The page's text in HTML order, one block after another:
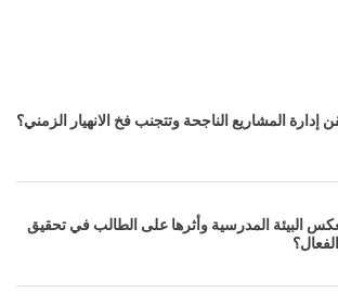
إدارة المشاريع الناجحة وتتجنب فخ الانهيار الزمني؟
البيئة المدرسية وأثرها على الطالب في تحقيق